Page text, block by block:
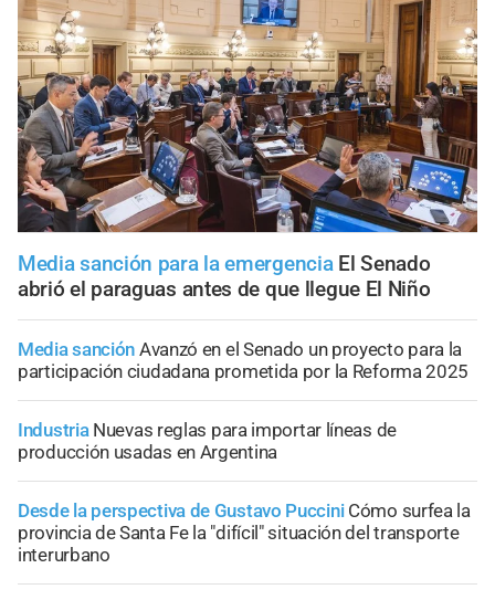
Media sanción para la emergencia El Senado
abrió el paraguas antes de que llegue El Niño
Media sanción Avanzó en el Senado un proyecto para la
participación ciudadana prometida por la Reforma 2025
Industria Nuevas reglas para importar líneas de
producción usadas en Argentina
Desde la perspectiva de Gustavo Puccini Cómo surfea la
provincia de Santa Fe la "difícil" situación del transporte
interurbano